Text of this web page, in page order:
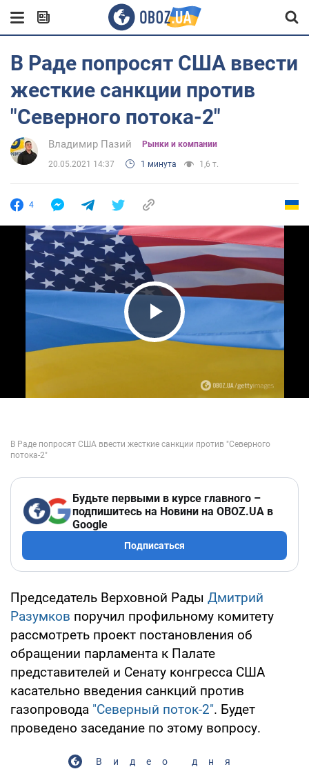
В Раде попросят США ввести
жесткие санкции против
"Северного потока-2"
Владимир Пазий Рынки и компании
20.05.2021 14:37 1 минута 1,6 т.
4
Play Video
Будьте первыми в курсе главного –
подпишитесь на Новини на OBOZ.UA в
Google
Подписаться
Председатель Верховной Рады Дмитрий
Разумков поручил профильному комитету
рассмотреть проект постановления об
обращении парламента к Палате
представителей и Сенату конгресса США
касательно введения санкций против
газопровода "Северный поток-2". Будет
проведено заседание по этому вопросу.
Видео дня